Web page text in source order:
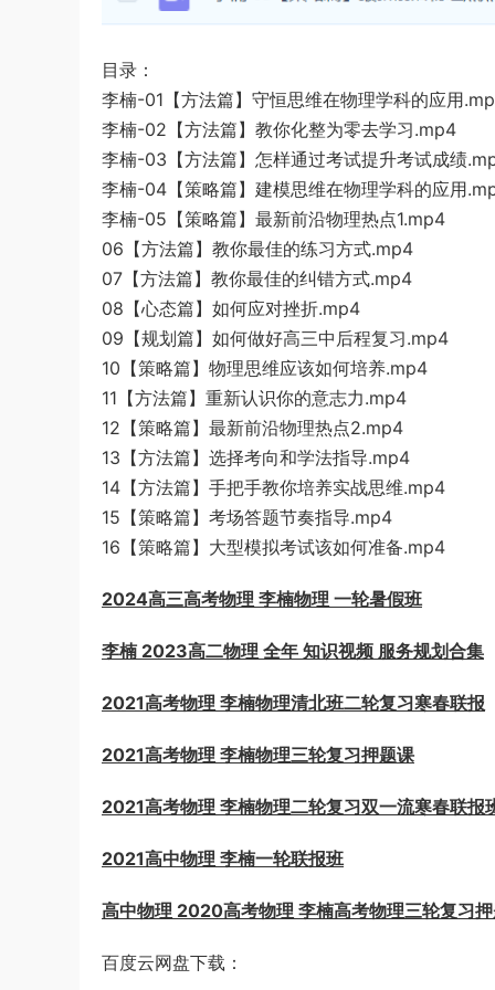
目录：
李楠-01【方法篇】守恒思维在物理学科的应用
李楠-02【方法篇】教你化整为零去学习.mp4
李楠-03【方法篇】怎样通过考试提升考试成绩
李楠-04【策略篇】建模思维在物理学科的应用
李楠-05【策略篇】最新前沿物理热点1.mp4
06【方法篇】教你最佳的练习方式.mp4
07【方法篇】教你最佳的纠错方式.mp4
08【心态篇】如何应对挫折.mp4
09【规划篇】如何做好高三中后程复习.mp4
10【策略篇】物理思维应该如何培养.mp4
11【方法篇】重新认识你的意志力.mp4
12【策略篇】最新前沿物理热点2.mp4
13【方法篇】选择考向和学法指导.mp4
14【方法篇】手把手教你培养实战思维.mp4
15【策略篇】考场答题节奏指导.mp4
16【策略篇】大型模拟考试该如何准备.mp4
2024高三高考物理 李楠物理 一轮暑假班
李楠 2023高二物理 全年 知识视频 服务规划合集
2021高考物理 李楠物理清北班二轮复习寒春联报
2021高考物理 李楠物理三轮复习押题课
2021高考物理 李楠物理二轮复习双一流寒春联报
2021高中物理 李楠一轮联报班
高中物理 2020高考物理 李楠高考物理三轮复习
百度云网盘下载：